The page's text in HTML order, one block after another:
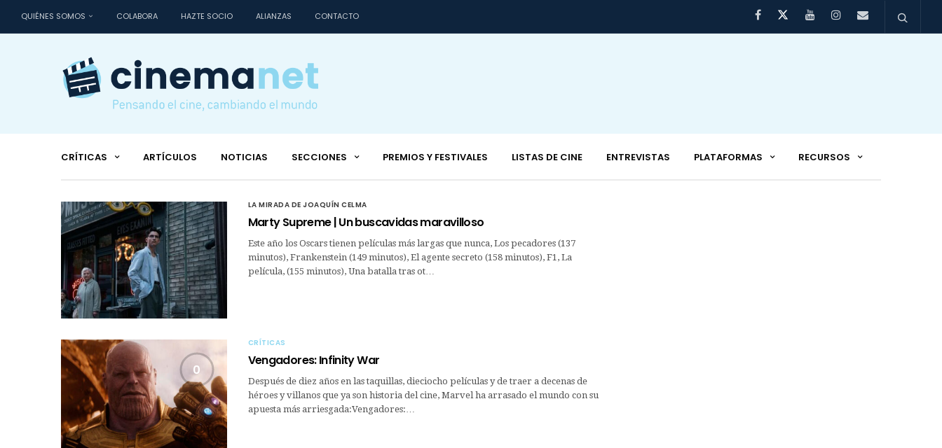
QUIÉNES SOMOS COLABORA HAZTE SOCIO ALIANZAS CONTACTO
CRÍTICAS ARTÍCULOS NOTICIAS SECCIONES PREMIOS Y FESTIVALES LISTAS DE CINE ENTREVISTAS PLATAFORMAS RECURSOS
LA MIRADA DE JOAQUÍN CELMA
Marty Supreme | Un buscavidas maravilloso
Este año los Oscars tienen películas más largas que nunca, Los pecadores (137
minutos), Frankenstein (149 minutos), El agente secreto (158 minutos), F1, La
película, (155 minutos), Una batalla tras ot…
0
CRÍTICAS
Vengadores: Infinity War
Después de diez años en las taquillas, dieciocho películas y de traer a decenas de
héroes y villanos que ya son historia del cine, Marvel ha arrasado el mundo con su
apuesta más arriesgada:Vengadores:…